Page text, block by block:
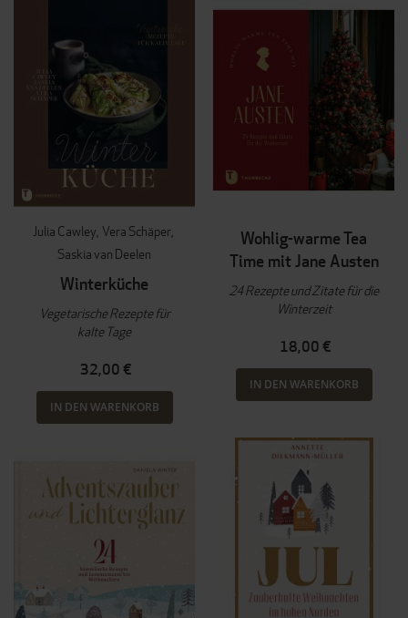
Julia Cawley Vera Schäper
Saskia van Deelen
Winterküche
Vegetarische Rezepte für
kalte Tage
32,00 €
IN DEN WARENKORB
Wohlig-warme Tea
Time mit Jane Austen
24 Rezepte und Zitate für die
Winterzeit
18,00 €
IN DEN WARENKORB